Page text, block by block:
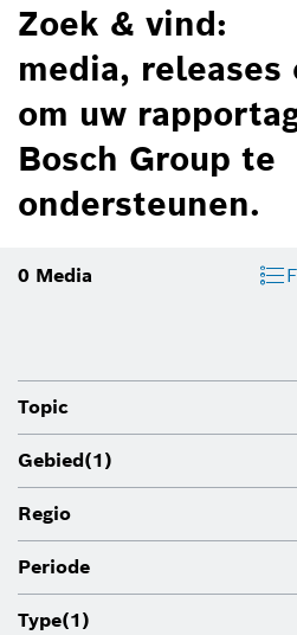
Zoek & vind:
media, releases
om uw
Bosch Group te
ondersteunen.
0 Media
Topic
Gebied(1)
Regio
Periode
Type(1)